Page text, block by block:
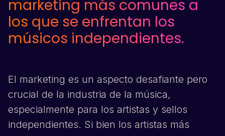
marketing más comunes a
los que se enfrentan los
músicos independientes.
El marketing es un aspecto desafiante pero
crucial de la industria de la música,
especialmente para los artistas y sellos
independientes. Si bien los artistas más